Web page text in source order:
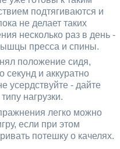
подтягиваются и
не делает таких
несколько раз в день -
пресса и спины.
положение сидя,
секунд и аккуратно
усердствуйте - дайте
нагрузки.
легко можно
если при этом
потешку о качелях.